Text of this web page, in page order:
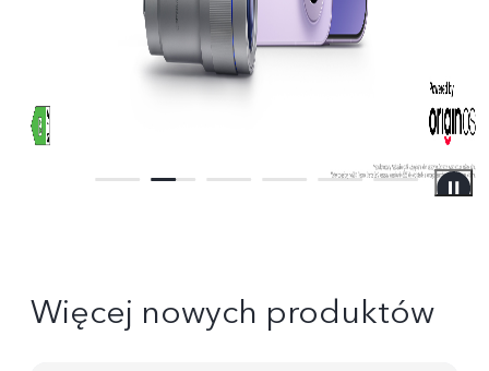
Więcej nowych produktów